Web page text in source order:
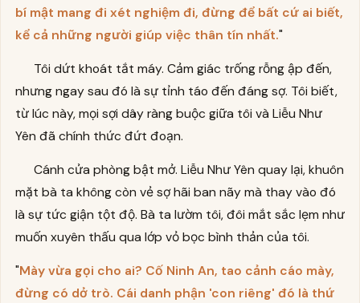
bí mật mang đi xét nghiệm đi, đừng để bất cứ ai biết,
kể cả những người giúp việc thân tín nhất."
Tôi dứt khoát tắt máy. Cảm giác trống rỗng ập đến,
nhưng ngay sau đó là sự tỉnh táo đến đáng sợ. Tôi biết,
từ lúc này, mọi sợi dây ràng buộc giữa tôi và Liễu Như
Yên đã chính thức đứt đoạn.
Cánh cửa phòng bật mở. Liễu Như Yên quay lại, khuôn
mặt bà ta không còn vẻ sợ hãi ban nãy mà thay vào đó
là sự tức giận tột độ. Bà ta lườm tôi, đôi mắt sắc lẹm như
muốn xuyên thấu qua lớp vỏ bọc bình thản của tôi.
"Mày vừa gọi cho ai? Cố Ninh An, tao cảnh cáo mày,
đừng có dở trò. Cái danh phận 'con riêng' đó là thứ